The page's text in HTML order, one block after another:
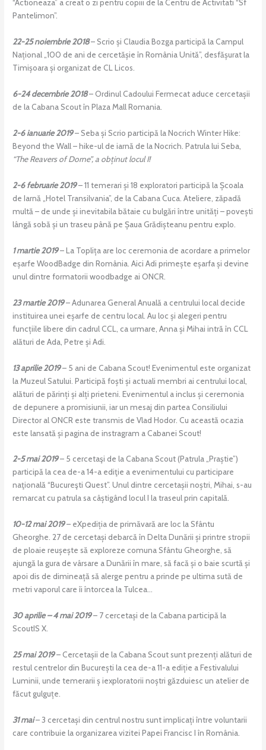
“Actioneaza” a creat o zi pentru copiii de la Centru de Activitati “Sf
Pantelimon”.
22-25 noiembrie 2018– Scrio și Claudia Bozga participă la Campul
Național „100 de ani de cercetășie în România Unită”, desfășurat la
Timișoara și organizat de CL Licos.
6-24 decembrie 2018– Ordinul Cadoului Fermecat aduce cercetașii
de la Cabana Scout în Plaza Mall Romania.
2-6 ianuarie 2019– Seba și Scrio participă la Nocrich Winter Hike:
Beyond the Wall – hike-ul de iarnă de la Nocrich. Patrula lui Seba,
“The Reavers of Dorne”, a obținut locul I!
2-6 februarie 2019– 11 temerari și 18 exploratori participă la Școala
de Iarnă „Hotel Transilvania”, de la Cabana Cuca. Ateliere, zăpadă
multă – de unde și inevitabila bătaie cu bulgări între unități – povești
lângă sobă și un traseu până pe Șaua Grădișteanu pentru explo.
1 martie 2019– La Toplița are loc ceremonia de acordare a primelor
eșarfe WoodBadge din România. Aici Adi primește eșarfa și devine
unul dintre formatorii woodbadge ai ONCR.
23 martie 2019– Adunarea General Anuală a centrului local decide
instituirea unei eșarfe de centru local. Au loc și alegeri pentru
funcțiile libere din cadrul CCL, ca urmare, Anna și Mihai intră în CCL
alături de Ada, Petre și Adi.
13 aprilie 2019– 5 ani de Cabana Scout! Evenimentul este organizat
la Muzeul Satului. Participă foști și actuali membri ai centrului local,
alături de părinți și alți prieteni. Evenimentul a inclus și ceremonia
de depunere a promisiunii, iar un mesaj din partea Consiliului
Director al ONCR este transmis de Vlad Hodor. Cu această ocazia
este lansată și pagina de instragram a Cabanei Scout!
2-5 mai 2019– 5 cercetaşi de la Cabana Scout (Patrula „Praștie”)
participă la cea de-a 14-a ediţie a evenimentului cu participare
naţională “Bucureşti Quest”. Unul dintre cercetașii noștri, Mihai, s-au
remarcat cu patrula sa câștigând locul I la traseul prin capitală.
10-12 mai 2019– eXpediția de primăvară are loc la Sfântu
Gheorghe. 27 de cercetași debarcă în Delta Dunării și printre stropii
de ploaie reușește să exploreze comuna Sfântu Gheorghe, să
ajungă la gura de vârsare a Dunării în mare, să facă și o baie scurtă și
apoi dis de dimineață să alerge pentru a prinde pe ultima sută de
metri vaporul care îi întorcea la Tulcea…
30 aprilie – 4 mai 2019– 7 cercetași de la Cabana participă la
ScoutIS X.
25 mai 2019– Cercetașii de la Cabana Scout sunt prezenți alături de
restul centrelor din București la cea de-a 11-a ediție a Festivalului
Luminii, unde temerarii ș iexploratorii noștri găzduiesc un atelier de
făcut gulguțe.
31 mai– 3 cercetași din centrul nostru sunt implicați între voluntarii
care contribuie la organizarea vizitei Papei Francisc I în România.